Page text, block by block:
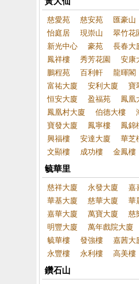
慈愛苑 慈安苑 匯豪山
怡庭居
現崇山 翠竹花
新光中心
豪苑 長春大
鳳祥樓
秀芳花園 安康
鵬程苑
百利軒 龍暉閣
富祐大廈
安利大廈
寶
恒安大廈
盈福苑 鳳凰
鳳凰村大廈
伯德大樓
寶發大廈
鳳寧樓 鳳錦
興福樓
安達大廈 華芝
文顯樓
成功樓 金鳳樓
毓華里
慈祥大廈 永發大廈
嘉
華基大廈
慈華大廈
華
嘉華大廈
萬寶大廈
慈
明豐大廈
萬年戲院大廈
毓華樓
發強樓 嘉茜大
永豐樓
永利樓 高美樓
鑽石山